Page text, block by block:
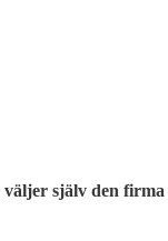
själv den firma